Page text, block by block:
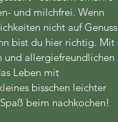
und milchfrei. Wenn
nicht auf Genuss
bist du hier richtig. Mit
und allergiefreundlichen
Leben mit
bisschen leichter
beim nachkochen!